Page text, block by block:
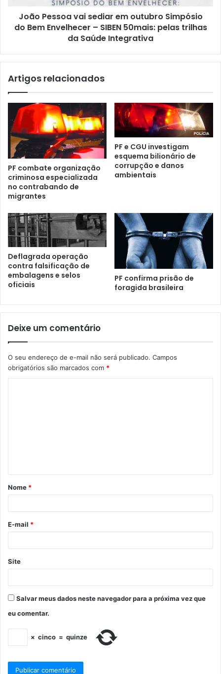
João Pessoa vai sediar em outubro Simpósio
do Bem Envelhecer – SIBEN 50mais: pelas trilhas
da Saúde Integrativa
Artigos relacionados
PF combate organização
criminosa especializada
no contrabando de
migrantes
PF e CGU investigam
esquema bilionário de
corrupção e danos
ambientais
Deflagrada operação
contra falsificação de
embalagens e selos
oficiais
PF confirma prisão de
foragida brasileira
Deixe um comentário
O seu endereço de e-mail não será publicado. Campos
obrigatórios são marcados com *
Nome *
E-mail *
Site
Salvar meus dados neste navegador para a próxima vez que
eu comentar.
× cinco = quinze